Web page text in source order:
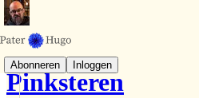
Abonneren Inloggen
Pinksteren